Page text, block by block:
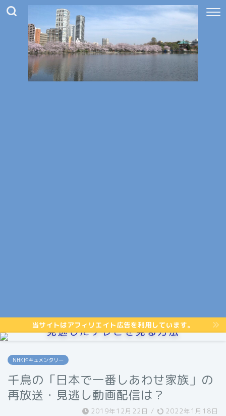
当サイトはアフィリエイト広告を利用しています。
見逃したテレビを見る方法
NHKドキュメンタリー
千鳥の「日本で一番しあわせ家族」の
再放送・見逃し動画配信は？
2019年12月22日 / 2022年1月18日